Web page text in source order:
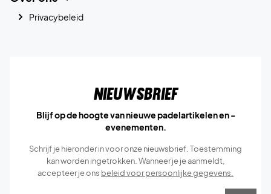
Privacybeleid
Nieuwsbrief
Blijf op de hoogte van nieuwe padelartikelen en -
evenementen.
Schrijf je hieronder in voor onze nieuwsbrief. Toestemming
kan worden ingetrokken. Wanneer je je aanmeldt,
accepteer je ons beleid voor persoonlijke gegevens.